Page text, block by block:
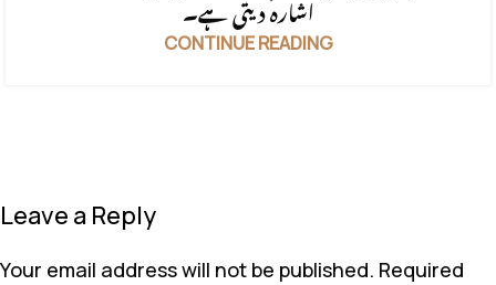
اشارہ دیتی ہے۔
CONTINUE READING
Leave a Reply
Your email address will not be published. Required